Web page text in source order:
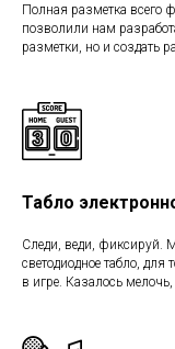
Полная разметка всего
позволили нам
разметки, но и создать
Табло
Следи, веди, фиксируй.
светодиодное табло, для
в игре. Казалось